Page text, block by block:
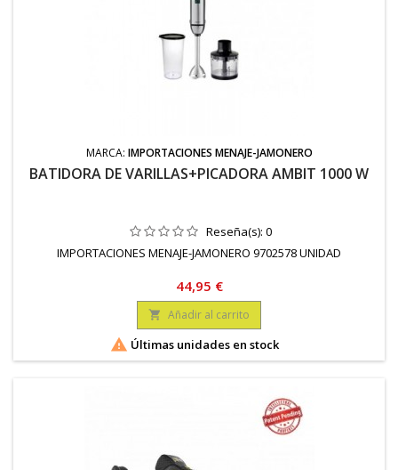
MARCA: IMPORTACIONES MENAJE-JAMONERO
BATIDORA DE VARILLAS+PICADORA AMBIT 1000 W
Reseña(s): 0
IMPORTACIONES MENAJE-JAMONERO 9702578 UNIDAD
Precio
44,95 €
 Añadir al carrito
 Últimas unidades en stock